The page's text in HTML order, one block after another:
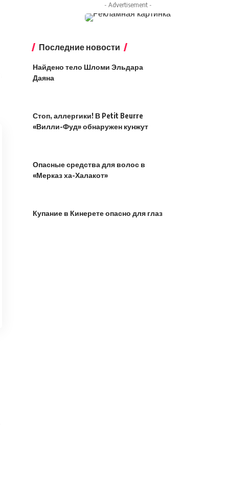
- Advertisement -
Последние новости
Найдено тело Шломи Эльдара
Даяна
Стоп, аллергики! В Petit Beurre
«Вилли-Фуд» обнаружен кунжут
Опасные средства для волос в
«Мерказ ха-Халакот»
Купание в Кинерете опасно для глаз